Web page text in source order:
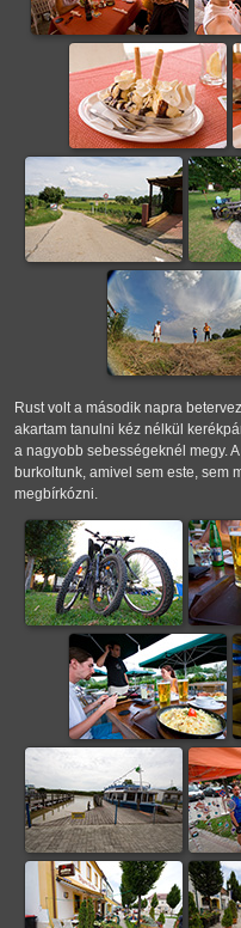
Rust volt a második napra
akartam tanulni kéz nélkül
a nagyobb sebességeknél megy.
burkoltunk, amivel sem este, sem
megbírkózni.